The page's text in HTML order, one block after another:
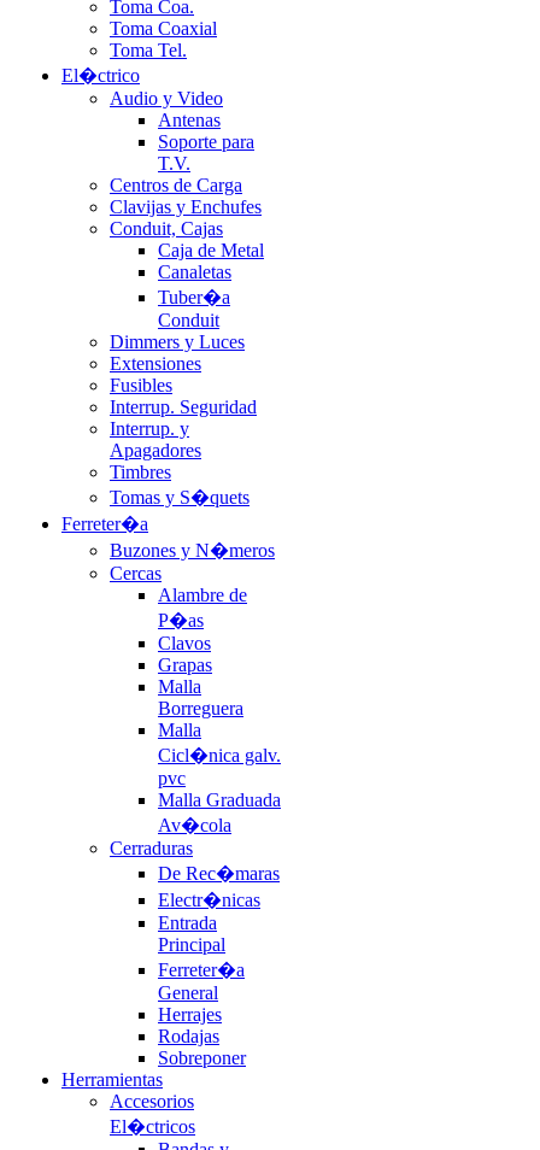
Toma Coa.
Toma Coaxial
Toma Tel.
El�ctrico
Audio y Video
Antenas
Soporte para
T.V.
Centros de Carga
Clavijas y Enchufes
Conduit, Cajas
Caja de Metal
Canaletas
Tuber�a
Conduit
Dimmers y Luces
Extensiones
Fusibles
Interrup. Seguridad
Interrup. y
Apagadores
Timbres
Tomas y S�quets
Ferreter�a
Buzones y N�meros
Cercas
Alambre de
P�as
Clavos
Grapas
Malla
Borreguera
Malla
Cicl�nica galv.
pvc
Malla Graduada
Av�cola
Cerraduras
De Rec�maras
Electr�nicas
Entrada
Principal
Ferreter�a
General
Herrajes
Rodajas
Sobreponer
Herramientas
Accesorios
El�ctricos